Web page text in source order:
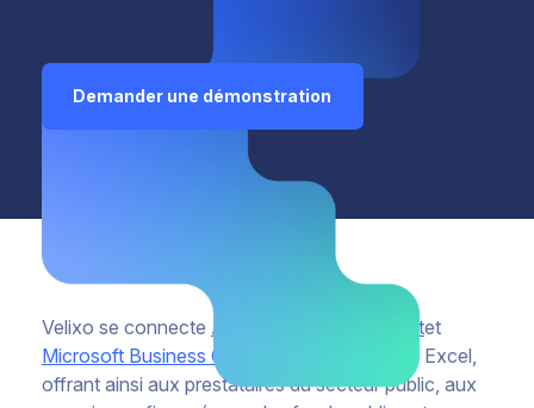
Demander une démonstration
Velixo se connecte Acumatica Sage Intacctet
Microsoft Business Central
directement vers Excel,
offrant ainsi aux prestataires du secteur public, aux